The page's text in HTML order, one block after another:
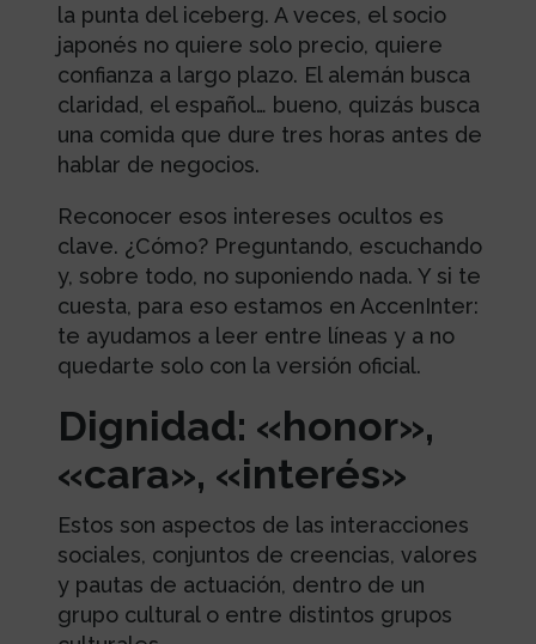
la punta del iceberg. A veces, el socio
japonés no quiere solo precio, quiere
confianza a largo plazo. El alemán busca
claridad, el español… bueno, quizás busca
una comida que dure tres horas antes de
hablar de negocios.
Reconocer esos intereses ocultos es
clave. ¿Cómo? Preguntando, escuchando
y, sobre todo, no suponiendo nada. Y si te
cuesta, para eso estamos en AccenInter:
te ayudamos a leer entre líneas y a no
quedarte solo con la versión oficial.
Dignidad: «honor»,
«cara», «interés»
Estos son aspectos de las interacciones
sociales, conjuntos de creencias, valores
y pautas de actuación, dentro de un
grupo cultural o entre distintos grupos